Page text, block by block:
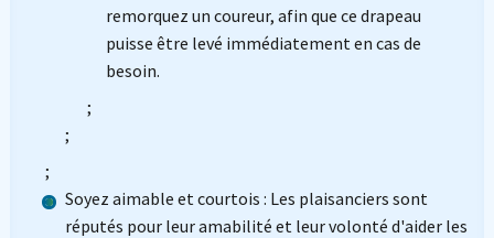
remorquez un coureur, afin que ce drapeau
puisse être levé immédiatement en cas de
besoin.
;
;
;
Soyez aimable et courtois : Les plaisanciers sont
réputés pour leur amabilité et leur volonté d'aider les